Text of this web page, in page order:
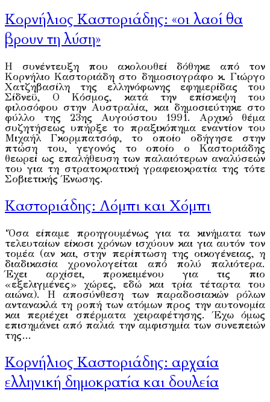
Κορνήλιος Kαστοριάδης: «οι λαοί θα
βρουν τη λύση»
H συνέντευξη που ακολουθεί δόθηκε από τον
Kορνήλιο Kαστοριάδη στο δημοσιογράφο κ. Γιώργο
Xατζηβασίλη της ελληνόφωνης εφημερίδας του
Σίδνεϋ, O Kόσμος, κατά την επίσκεψη του
φιλοσόφου στην Aυστραλία, και δημοσιεύτηκε στο
φύλλο της 23ης Aυγούστου 1991. Aρχικό θέμα
συζητήσεως υπήρξε το πραξικόπημα εναντίον του
Mιχαήλ Γκορμπατσόφ, το οποίο οδήγησε στην
πτώση του, γεγονός το οποίο ο Kαστοριάδης
θεωρεί ως επαλήθευση των παλαιότερων αναλύσεών
του για τη στρατοκρατική γραφειοκρατία της τότε
Σοβιετικής Ένωσης.
Καστοριάδης: Λόμπι και Χόμπι
‘Όσα είπαμε προηγουμένως για τα κινήματα των
τελευταίων είκοσι χρόνων ισχύουν και για αυτόν τον
τομέα (αν και, στην περίπτωση της οικογένειας, η
διαδικασία χρονολογείται από πολύ παλιότερα.
Έχει αρχίσει, προκειμένου για τις πιο
«εξελιγμένες» χώρες, εδώ και τρία τέταρτα του
αιώνα). Η αποσύνθεση των παραδοσιακών ρόλων
αντανακλά τη ροπή των ατόμων προς την αυτονομία
και περιέχει σπέρματα χειραφέτησης. Έχω όμως
επισημάνει από παλιά την αμφισημία των συνεπειών
της…
Κορνήλιος Καστοριάδης: αρχαία
ελληνική δημοκρατία και δουλεία